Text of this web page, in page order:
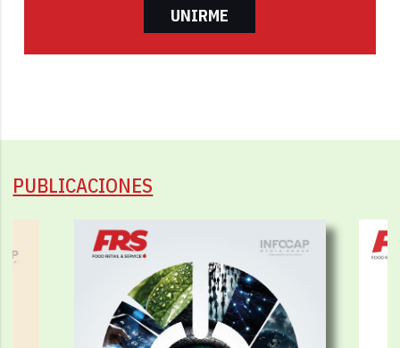
UNIRME
PUBLICACIONES